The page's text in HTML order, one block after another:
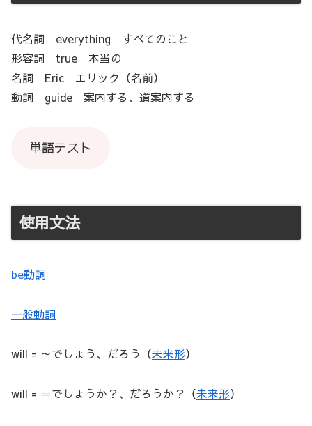
代名詞 everything すべてのこと
形容詞 true 本当の
名詞 Eric エリック（名前）
動詞 guide 案内する、道案内する
単語テスト
使用文法
be動詞
一般動詞
will = ～でしょう、だろう（未来形）
will = ＝でしょうか？、だろうか？（未来形）